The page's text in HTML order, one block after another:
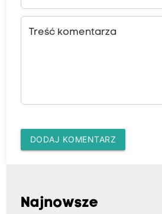
Treść komentarza
DODAJ KOMENTARZ
Najnowsze